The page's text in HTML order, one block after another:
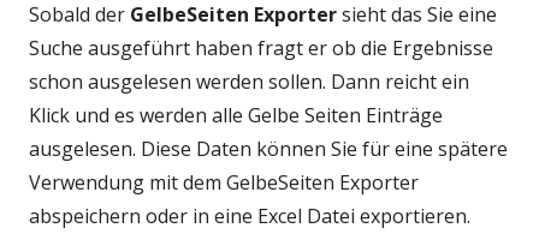
Sobald der GelbeSeiten Exportersieht das Sie eine
Suche ausgeführt haben fragt er ob die Ergebnisse
schon ausgelesen werden sollen. Dann reicht ein
Klick und es werden alle Gelbe Seiten Einträge
ausgelesen. Diese Daten können Sie für eine spätere
Verwendung mit dem GelbeSeiten Exporter
abspeichern oder in eine Excel Datei exportieren.